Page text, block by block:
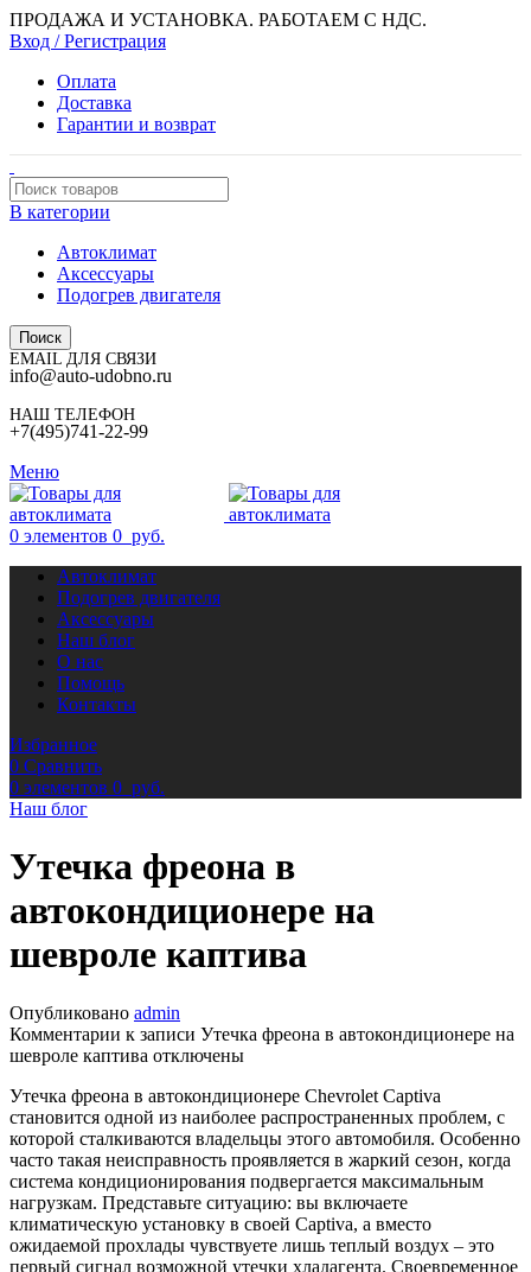
ПРОДАЖА И УСТАНОВКА. РАБОТАЕМ С НДС.
Вход / Регистрация
Оплата
Доставка
Гарантии и возврат
В категории
Автоклимат
Аксессуары
Подогрев двигателя
Поиск
EMAIL ДЛЯ СВЯЗИ
info@auto-udobno.ru
НАШ ТЕЛЕФОН
+7(495)741-22-99
Меню
0 элементов 0 руб.
Автоклимат
Подогрев двигателя
Аксессуары
Наш блог
О нас
Помощь
Контакты
Избранное
0 Сравнить
0 элементов 0 руб.
Наш блог
Утечка фреона в
автокондиционере на
шевроле каптива
Опубликовано admin
Комментарии к записи Утечка фреона в автокондиционере на
шевроле каптива отключены
Утечка фреона в автокондиционере Chevrolet Captiva
становится одной из наиболее распространенных проблем, с
которой сталкиваются владельцы этого автомобиля. Особенно
часто такая неисправность проявляется в жаркий сезон, когда
система кондиционирования подвергается максимальным
нагрузкам. Представьте ситуацию: вы включаете
климатическую установку в своей Captiva, а вместо
ожидаемой прохлады чувствуете лишь теплый воздух – это
первый сигнал возможной утечки хладагента. Своевременное